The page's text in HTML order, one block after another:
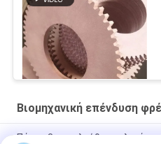
Βιομηχανική επένδυση
Πάχος 3mm ελεύθερα υλικά